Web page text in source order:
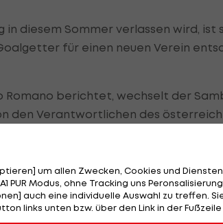
in diesem Sommer verlassen wird, ist
für einen neuen Verein
berichtet, wechselt der
den Verantwortlichen des
Die offizielle Bekanntgabe des
Premier-League-Saison als
um allen Zwecken, Cookies und
PUR Modus, ohne Tracking uns
auch eine individuelle Auswahl zu treffen.
links unten bzw. über den Link in der Fußzeile